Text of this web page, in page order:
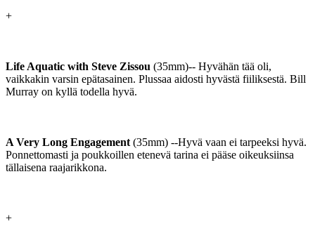
+
Life Aquatic with Steve Zissou (35mm)-- Hyvähän tää oli,
vaikkakin varsin epätasainen. Plussaa aidosti hyvästä fiiliksestä. Bill
Murray on kyllä todella hyvä.
A Very Long Engagement (35mm) --Hyvä vaan ei tarpeeksi hyvä.
Ponnettomasti ja poukkoillen etenevä tarina ei pääse oikeuksiinsa
tällaisena raajarikkona.
+